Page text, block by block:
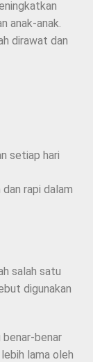
anak-anak.
dirawat dan
setiap hari
rapi dalam
salah satu
digunakan
benar
lama oleh